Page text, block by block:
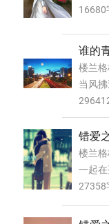
远，
谁的
当风
满，
错爱
一起
林俊